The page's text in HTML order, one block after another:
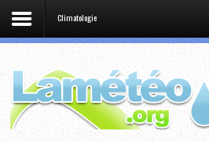
Climatologie